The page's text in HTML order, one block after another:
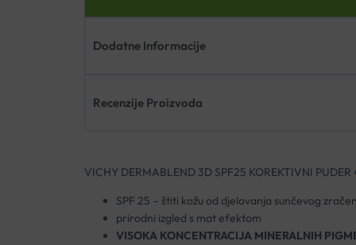
Dodatne Informacije
Recenzije Proizvoda
VICHY DERMABLEND 3D SPF25 KOREKTIVNI
SPF 25 – štiti kožu od djelovanja sunčevog
prirodni izgled s mat efektom
VISOKA KONCENTRACIJA MINERALNIH